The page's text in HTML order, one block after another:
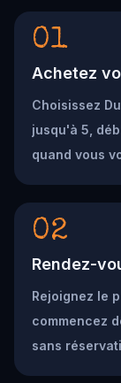
01
Achetez
Choisissez
jusqu'à 5,
quand vous
02
Rendez-
Rejoignez le
commencez
sans